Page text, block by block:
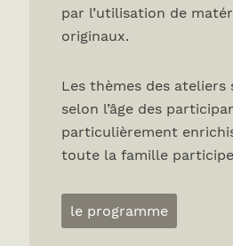
par l’utilisation de
originaux.
Les thèmes des ateliers
selon l’âge des
particulièrement
toute la famille participe
le programme